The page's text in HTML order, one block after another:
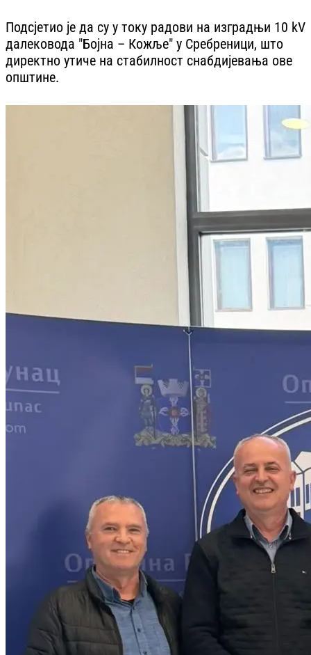
Подсјетио је да су у току радови на изградњи 10 kV
далековода "Бојна – Кожље" у Сребреници, што
директно утиче на стабилност снабдијевања ове
општине.